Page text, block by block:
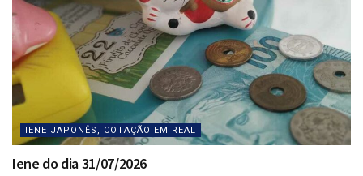
IENE JAPONÊS, COTAÇÃO EM REAL
Iene do dia 31/07/2026